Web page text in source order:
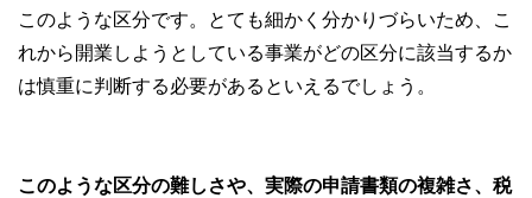
このような区分です。とても細かく分かりづらいため、こ
れから開業しようとしている事業がどの区分に該当するか
は慎重に判断する必要があるといえるでしょう。
このような区分の難しさや、実際の申請書類の複雑さ、税